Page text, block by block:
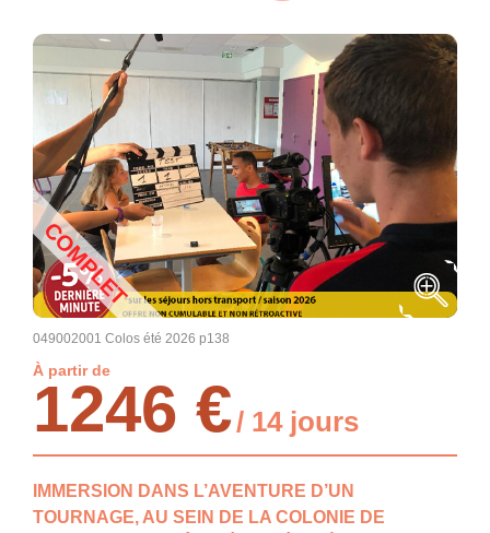
COMPLET
049002001 Colos été 2026 p138
À partir de
1246 €/ 14 jours
IMMERSION DANS L’AVENTURE D’UN
TOURNAGE, AU SEIN DE LA COLONIE DE